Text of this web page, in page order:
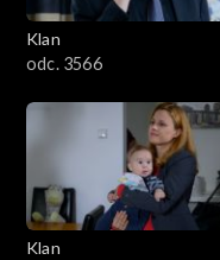
Klan
odc. 3566
Klan